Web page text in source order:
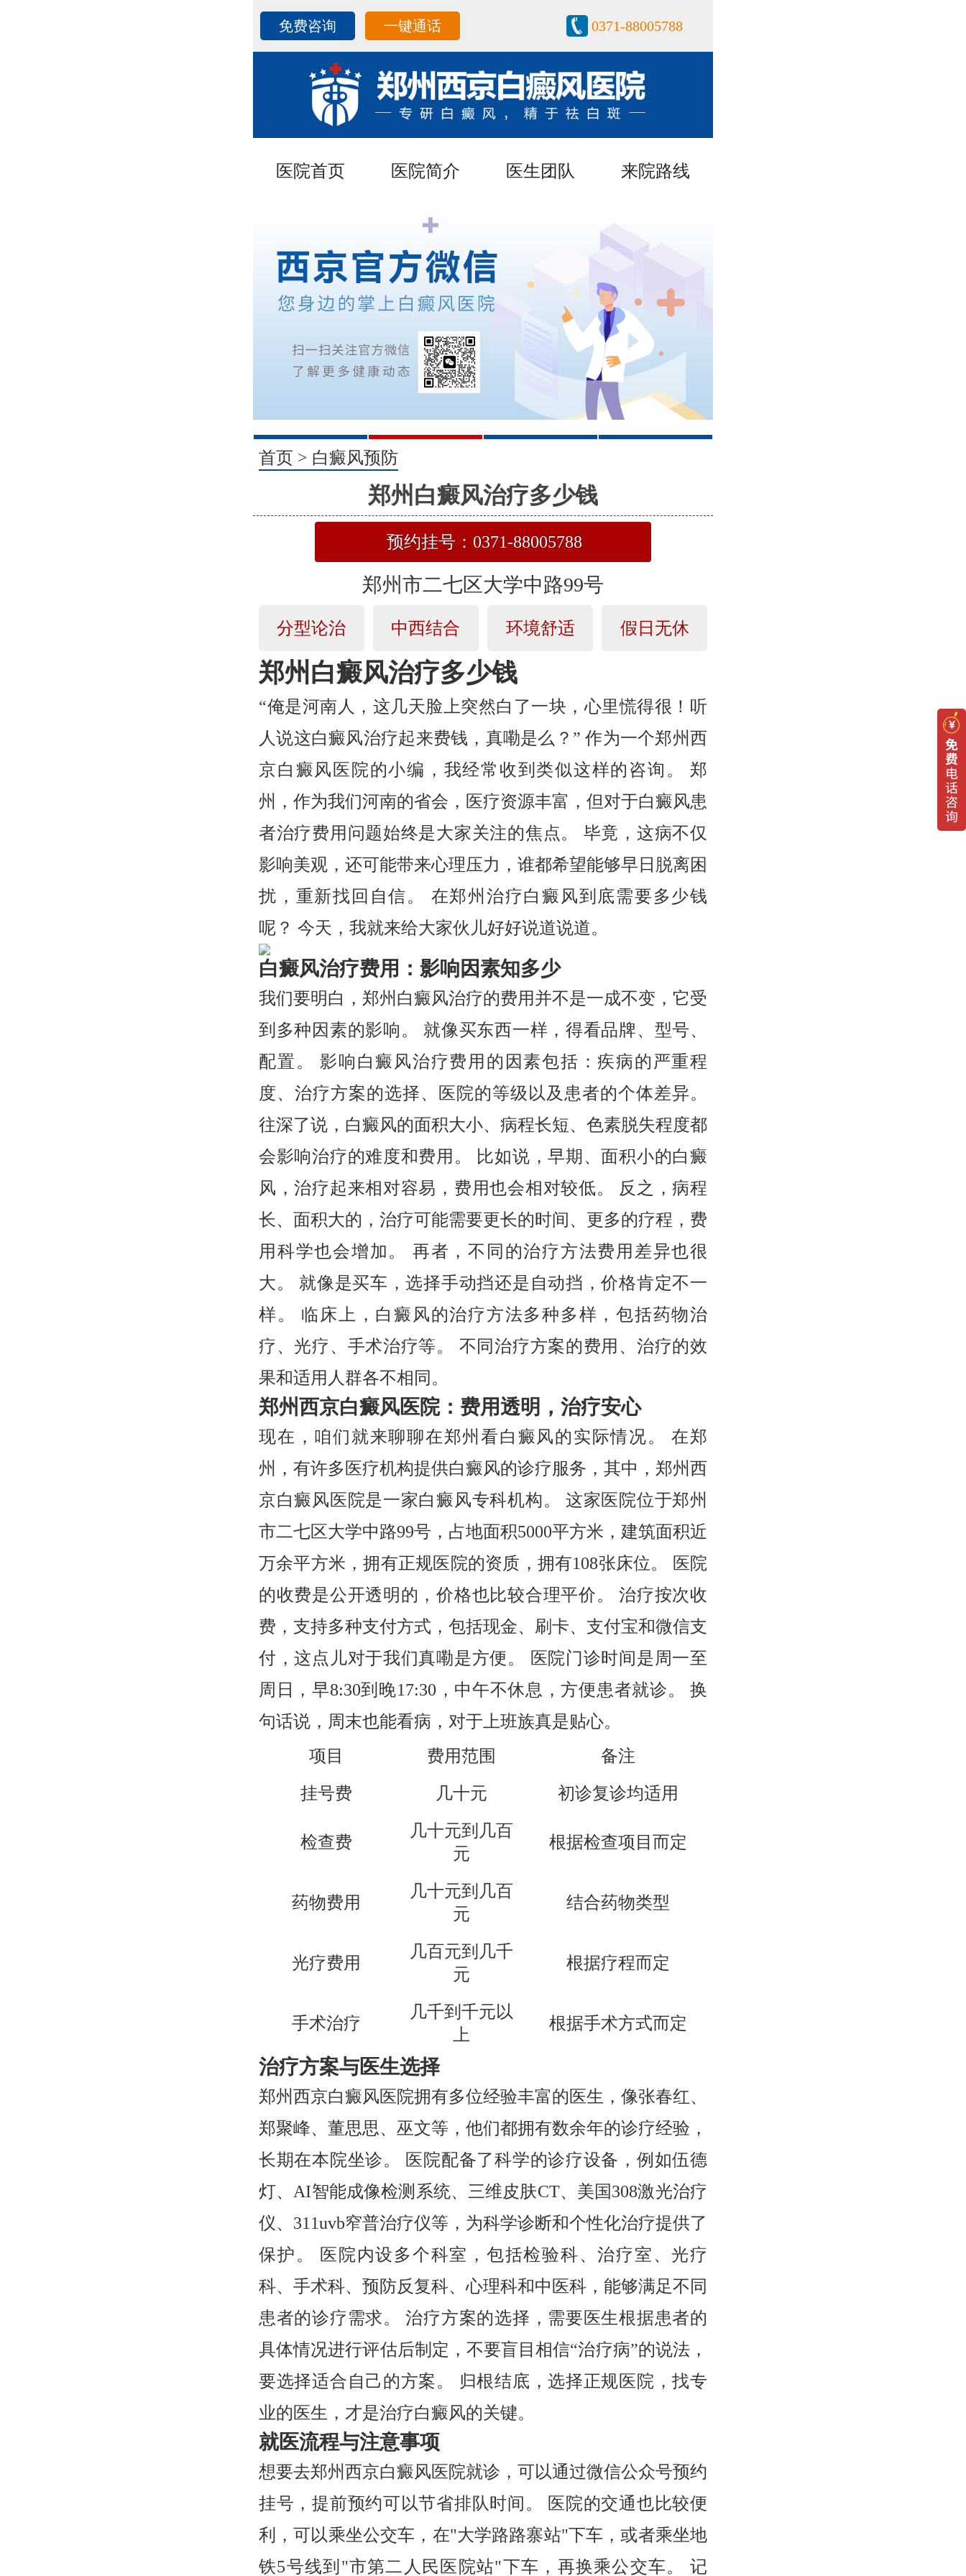
免费咨询 一键通话 0371-88005788
医院首页 医院简介 医生团队 来院路线
1 2 3 4
首页 > 白癜风预防
郑州白癜风治疗多少钱
预约挂号：0371-88005788
郑州市二七区大学中路99号
分型论治 中西结合 环境舒适 假日无休
郑州白癜风治疗多少钱
“俺是河南人，这几天脸上突然白了一块，心里慌得很！听
人说这白癜风治疗起来费钱，真嘞是么？” 作为一个郑州西
京白癜风医院的小编，我经常收到类似这样的咨询。 郑
州，作为我们河南的省会，医疗资源丰富，但对于白癜风患
者治疗费用问题始终是大家关注的焦点。 毕竟，这病不仅
影响美观，还可能带来心理压力，谁都希望能够早日脱离困
扰，重新找回自信。 在郑州治疗白癜风到底需要多少钱
呢？ 今天，我就来给大家伙儿好好说道说道。
白癜风治疗费用：影响因素知多少
我们要明白，郑州白癜风治疗的费用并不是一成不变，它受
到多种因素的影响。 就像买东西一样，得看品牌、型号、
配置。 影响白癜风治疗费用的因素包括：疾病的严重程
度、治疗方案的选择、医院的等级以及患者的个体差异。
往深了说，白癜风的面积大小、病程长短、色素脱失程度都
会影响治疗的难度和费用。 比如说，早期、面积小的白癜
风，治疗起来相对容易，费用也会相对较低。 反之，病程
长、面积大的，治疗可能需要更长的时间、更多的疗程，费
用科学也会增加。 再者，不同的治疗方法费用差异也很
大。 就像是买车，选择手动挡还是自动挡，价格肯定不一
样。 临床上，白癜风的治疗方法多种多样，包括药物治
疗、光疗、手术治疗等。 不同治疗方案的费用、治疗的效
果和适用人群各不相同。
郑州西京白癜风医院：费用透明，治疗安心
现在，咱们就来聊聊在郑州看白癜风的实际情况。 在郑
州，有许多医疗机构提供白癜风的诊疗服务，其中，郑州西
京白癜风医院是一家白癜风专科机构。 这家医院位于郑州
市二七区大学中路99号，占地面积5000平方米，建筑面积近
万余平方米，拥有正规医院的资质，拥有108张床位。 医院
的收费是公开透明的，价格也比较合理平价。 治疗按次收
费，支持多种支付方式，包括现金、刷卡、支付宝和微信支
付，这点儿对于我们真嘞是方便。 医院门诊时间是周一至
周日，早8:30到晚17:30，中午不休息，方便患者就诊。 换
句话说，周末也能看病，对于上班族真是贴心。
项目
费用范围
备注
挂号费
几十元 初诊复诊均适用
检查费
几十元到几百
元
根据检查项目而定
药物费用
几十元到几百
元
结合药物类型
光疗费用
几百元到几千
元
根据疗程而定
手术治疗
几千到千元以
上
根据手术方式而定
治疗方案与医生选择
郑州西京白癜风医院拥有多位经验丰富的医生，像张春红、
郑聚峰、董思思、巫文等，他们都拥有数余年的诊疗经验，
长期在本院坐诊。 医院配备了科学的诊疗设备，例如伍德
灯、AI智能成像检测系统、三维皮肤CT、美国308激光治疗
仪、311uvb窄普治疗仪等，为科学诊断和个性化治疗提供了
保护。 医院内设多个科室，包括检验科、治疗室、光疗
科、手术科、预防反复科、心理科和中医科，能够满足不同
患者的诊疗需求。 治疗方案的选择，需要医生根据患者的
具体情况进行评估后制定，不要盲目相信“治疗病”的说法，
要选择适合自己的方案。 归根结底，选择正规医院，找专
业的医生，才是治疗白癜风的关键。
就医流程与注意事项
想要去郑州西京白癜风医院就诊，可以通过微信公众号预约
挂号，提前预约可以节省排队时间。 医院的交通也比较便
利，可以乘坐公交车，在"大学路路寨站"下车，或者乘坐地
铁5号线到"市第二人民医院站"下车，再换乘公交车。 记